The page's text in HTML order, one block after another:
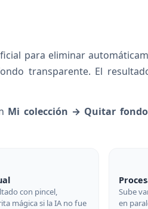
para eliminar
transparente. El
Mi colección → Quitar fondo
con pincel,
mágica si la IA no fue
Sube
en